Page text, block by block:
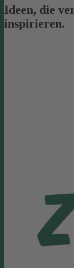
Ideen, die
inspirieren.